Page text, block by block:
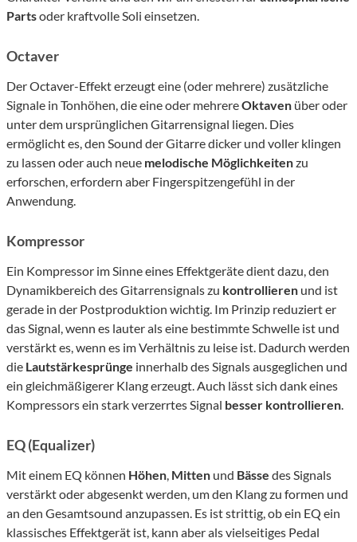
Partsoder kraftvolle Soli einsetzen.
Octaver
Der Octaver-Effekt erzeugt eine (oder mehrere) zusätzliche
Signale in Tonhöhen, die eine oder mehrereOktaven über oder
unter dem ursprünglichen Gitarrensignal liegen. Dies
ermöglicht es, den Sound der Gitarre dicker und voller klingen
zu lassen oder auch neue melodische Möglichkeitenzu
erforschen, erfordern aber Fingerspitzengefühl in der
Anwendung.
Kompressor
Ein Kompressor im Sinne eines Effektgeräte dient dazu, den
Dynamikbereich des Gitarrensignals zu kontrollieren und ist
gerade in der Postproduktion wichtig. Im Prinzip reduziert er
das Signal, wenn es lauter als eine bestimmte Schwelle ist und
verstärkt es, wenn es im Verhältnis zu leise ist. Dadurch werden
die Lautstärkesprünge innerhalb des Signals ausgeglichen und
ein gleichmäßigerer Klang erzeugt. Auch lässt sich dank eines
Kompressors ein stark verzerrtes Signal besser kontrollieren
EQ (Equalizer)
Mit einem EQ können Höhen Mitten und Bässe des Signals
verstärkt oder abgesenkt werden, um den Klang zu formen und
an den Gesamtsound anzupassen. Es ist strittig, ob ein EQ ein
klassisches Effektgerät ist, kann aber als vielseitiges Pedal